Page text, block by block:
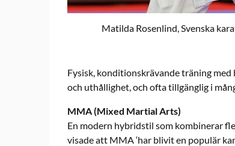
Matilda Rosenlind, Svenska
Fysisk, konditionskrävande träning med
och uthållighet, och ofta tillgänglig i
MMA (Mixed Martial Arts)
En modern hybridstil som kombinerar
visade att MMA ‘har blivit en populär